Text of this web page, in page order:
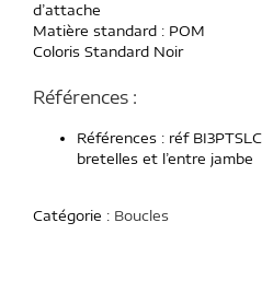
d’attache
Matière standard : POM
Coloris Standard Noir
Références :
Références : réf
bretelles et l’entre jambe
Catégorie : Boucles